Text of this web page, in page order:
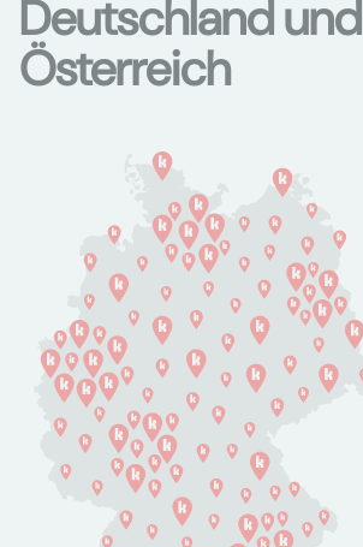
Deutschland und
Österreich